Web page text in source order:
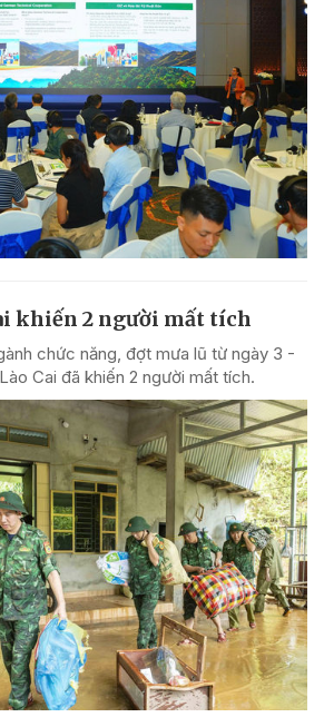
khiến 2 người mất tích
chức năng, đợt mưa lũ từ ngày 3 -
Cai đã khiến 2 người mất tích.